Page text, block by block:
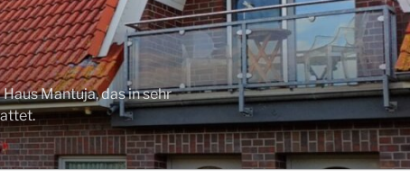
Mantuja, das in sehr